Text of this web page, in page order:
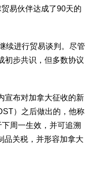
易伙伴达成了90天的
续进行贸易谈判。尽管
初步共识，但多数协议
宣布对加拿大征收的新
）之后做出的，他称
周一生效，并可追溯
品关税，并形容加拿大